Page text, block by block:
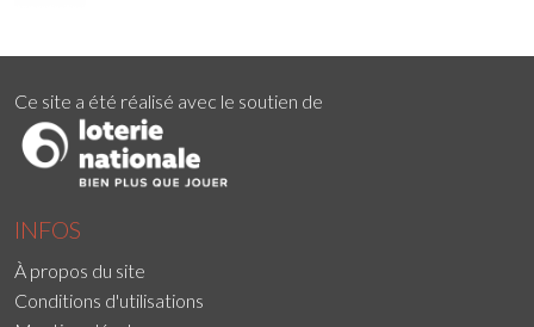
Ce site a été réalisé avec le soutien de
INFOS
À propos du site
Conditions d'utilisations